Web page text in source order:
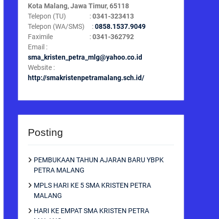
Kota Malang, Jawa Timur, 65118
Telepon (TU) :0341-323413
Telepon (WA/SMS) :0858.1537.9049
Faximile :0341-362792
Email :
sma_kristen_petra_mlg@yahoo.co.id
Website :
http://smakristenpetramalang.sch.id/
Posting
PEMBUKAAN TAHUN AJARAN BARU YBPK
PETRA MALANG
MPLS HARI KE 5 SMA KRISTEN PETRA
MALANG
HARI KE EMPAT SMA KRISTEN PETRA